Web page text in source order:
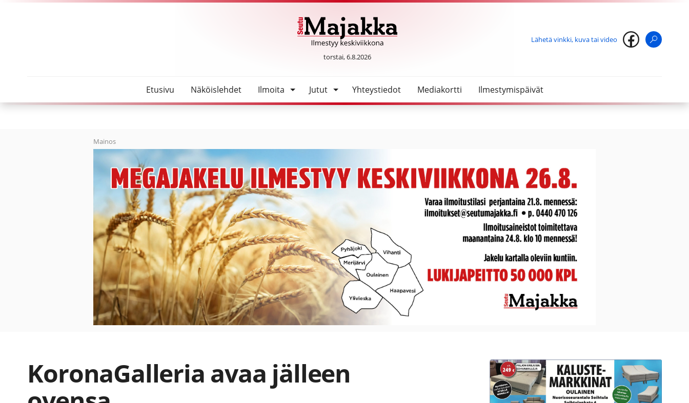
SeutuMajakka
torstai, 6.8.2026
Lähetä vinkki, kuva tai video
Etusivu Näköislehdet Ilmoita Jutut Yhteystiedot Mediakortti Ilmestymispäivät
Mainos
KoronaGalleria avaa jälleen